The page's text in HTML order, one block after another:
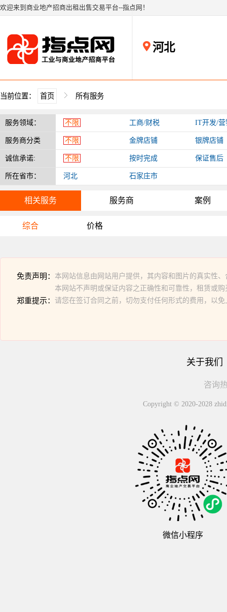
欢迎来到商业地产招商出租出售交易平台--指点网！
河北
当前位置： 首页 所有服务
服务领域： 不限 工商/财税 IT开发/营
服务商分类 不限 金牌店铺 银牌店铺
诚信承诺: 不限 按时完成 保证售后
所在省市： 河北 石家庄市
相关服务 服务商 案例
综合 价格
免责声明： 本网站信息由网站用户提供，其内容和图片的真实性
本网站不声明或保证内容之正确性和可靠性，租赁或
郑重提示： 请您在签订合同之前，切勿支付任何形式的费用，以免
关于我们
咨询
Copyright © 2020-2028
微信小程序